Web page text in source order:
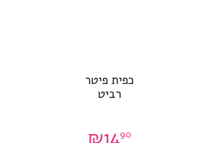
כפית פיטר
רביט
₪1490